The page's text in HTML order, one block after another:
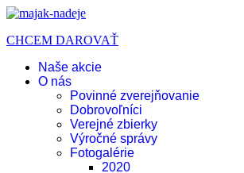
CHCEM DAROVAŤ
Naše akcie
O nás
Povinné zverejňovanie
Dobrovoľníci
Verejné zbierky
Výročné správy
Fotogalérie
2020